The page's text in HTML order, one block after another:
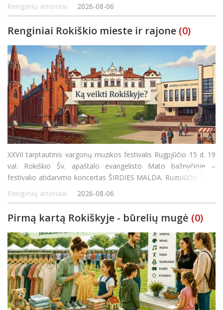
šalių, Lietuvoje Holokaustas vyko čia p
Renginių anonsai 2026-08-06
Renginiai Rokiškio mieste ir rajone (0)
XXVII tarptautinis vargonų muzikos festivalis Rugpjūčio 15 d. 19
val. Rokiškio Šv. apaštalo evangelisto Mato bažnyčioje –
festivalio atidarymo koncertas ŠIRDIES MALDA. Rugpjūčio 23 d.
12 val. Žiobiškio Šv. arkangelo Mykolo bažnyčioje – koncerta
Renginių anonsai 2026-08-06
Pirmą kartą Rokiškyje - būrelių mugė (0)